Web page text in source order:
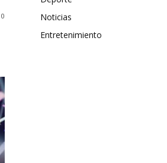
0
Noticias
Entretenimiento